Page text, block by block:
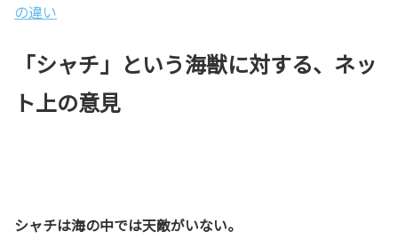
の違い
「シャチ」という海獣に対する、ネッ
ト上の意見
シャチは海の中では天敵がいない。